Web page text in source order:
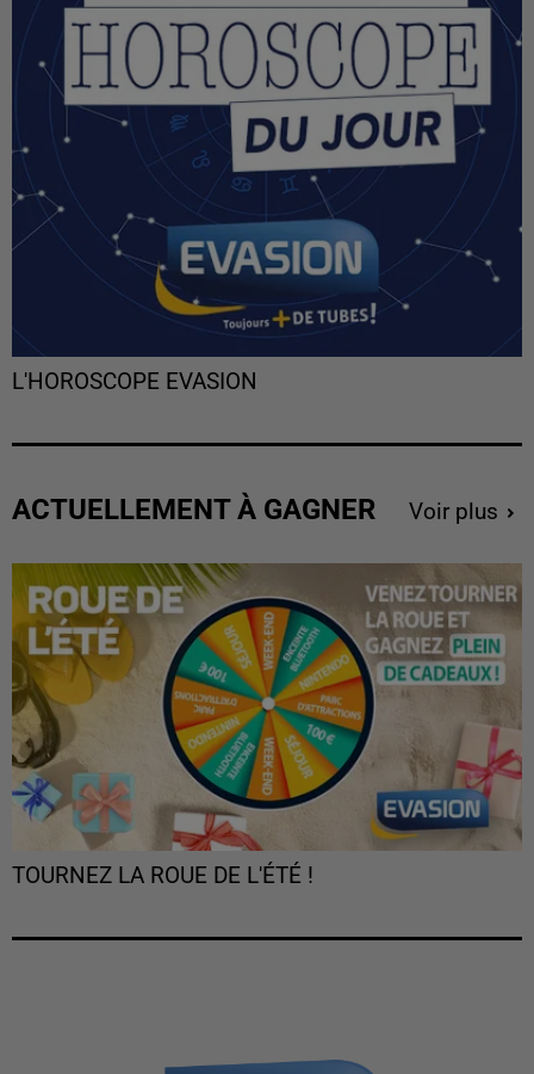
L'HOROSCOPE EVASION
ACTUELLEMENT À GAGNER Voir plus
TOURNEZ LA ROUE DE L'ÉTÉ !